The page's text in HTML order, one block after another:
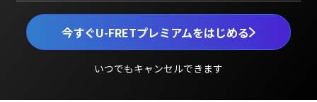
今すぐU-FRETプレミアムをはじめる
いつでもキャンセルできます